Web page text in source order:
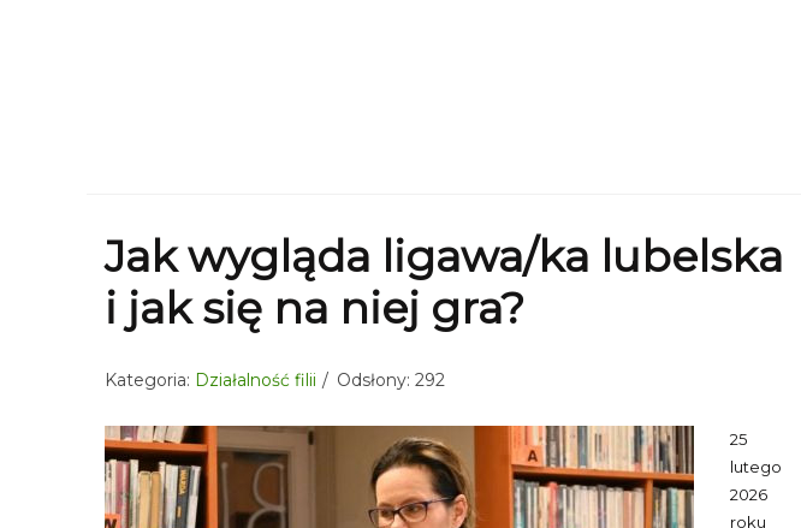
Jak wygląda ligawa/ka lubelska
i jak się na niej gra?
Kategoria: Działalność filii Odsłony: 292
25
lutego
2026
roku